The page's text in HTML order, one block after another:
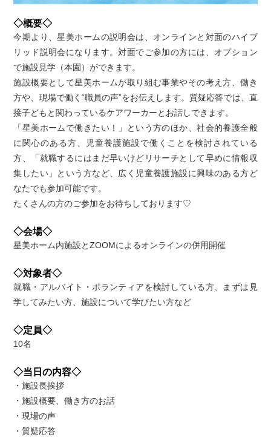
◇概要◇
今期より、星美ホームの説明会は、オンラインと対面のハイブ
リッド説明会になります。対面でご参加の方には、オプション
で施設見学（本園）ができます。
施設概要として星美ホームが取り組む事業やその考え方、働き
方や、現場で働く“職員の声”をお伝えします。質疑応答では、直
接子どもと関わっているケアワーカーとお話しできます。
「星美ホームで働きたい！」という方のほか、社会的養護全般
に関心のある方、児童養護施設で働くことを検討されている
方、「就職するにはまだ早いけどリサーチとして早めに情報収
集したい」という方など、広く児童養護施設に興味のある方ど
なたでも参加可能です。
たくさんの方のご参加をお待ちしております♡
◇会場◇
星美ホーム内施設とZOOMによるオンラインの併用開催
◇対象者◇
就職・アルバイト・ボランティアを検討している方、まずは見
学してみたい方、施設について学びたい方など
◇定員◇
10名
◇当日の内容◇
・施設長挨拶
・施設概要、働き方のお話
・現場の声
・質疑応答